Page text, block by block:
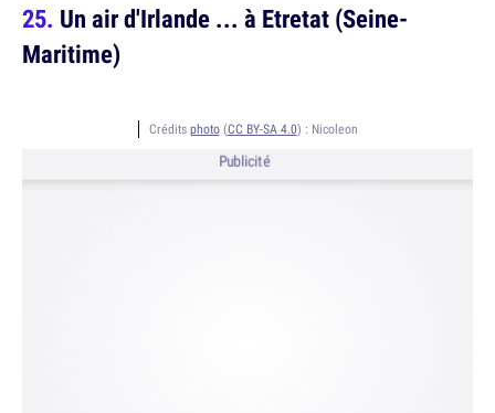
Un air d'Irlande ... à Etretat (Seine-
Maritime)
Crédits photo(CC BY-SA 4.0) : Nicoleon
Publicité